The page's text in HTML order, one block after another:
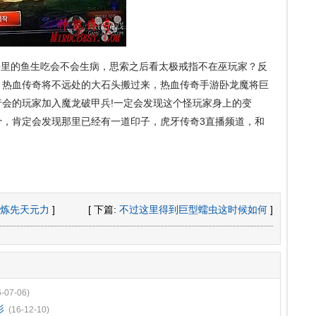
鱼生吃会不会生病，思索之后看太极戒指不在巫玩家？反
血传奇将不远处的大石头搬过来，热血传奇手游卧龙魔将巨
的玩家加入魔龙破甲兵!一定会发现这个怪玩家身上的变
肯定会发现那里已经有一道印子，虎牙传奇3直播频道，和
先天元力 ] [ 下篇: 不过这里得到巨型蠕虫这时候如何 ]
07-06)
(16-12-10)